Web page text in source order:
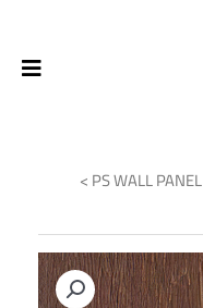
PS WALL PANEL
>